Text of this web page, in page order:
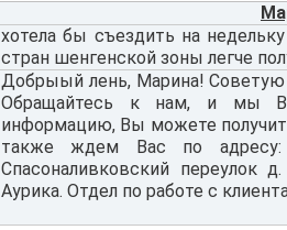
хотела бы съездить на
стран шенгенской зоны легче
Добрыый лень, Марина!
Обращайтесь к нам, и мы
информацию, Вы можете
также ждем Вас по адресу:
Спасоналивковский переулок
Аурика. Отдел по работе с